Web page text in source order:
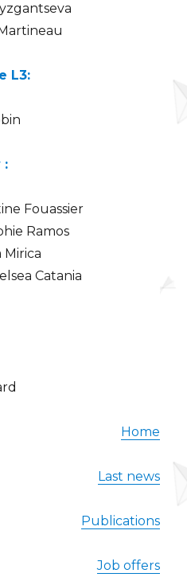
L3:
:
Fouassier
Ramos
Mirica
Catania
Home
Last news
Publications
Job offers